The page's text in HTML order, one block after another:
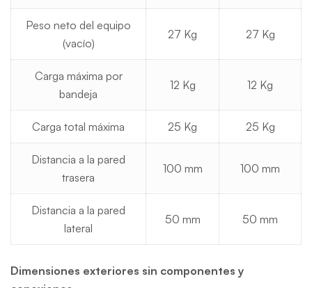
Peso neto del equipo
(vacío)
27 Kg 27 Kg
Carga máxima por
bandeja
12 Kg 12 Kg
Carga total máxima 25 Kg 25 Kg
Distancia a la pared
trasera
100 mm 100 mm
Distancia a la pared
lateral
50 mm 50 mm
Dimensiones exteriores sin componentes y